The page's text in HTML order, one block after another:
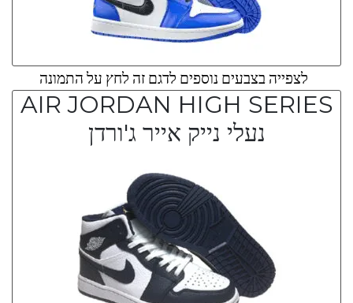
לצפייה בצבעים נוספים לדגם זה לחץ על התמונה
AIR JORDAN HIGH SERIES
נעלי נייק אייר ג'ורדן